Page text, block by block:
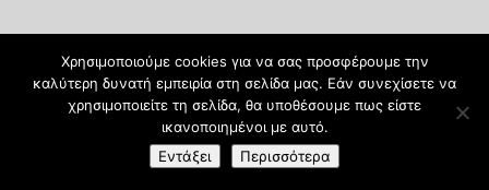
Χρησιμοποιούμε cookies για να σας προσφέρουμε την
καλύτερη δυνατή εμπειρία στη σελίδα μας. Εάν συνεχίσετε να
χρησιμοποιείτε τη σελίδα, θα υποθέσουμε πως είστε
ικανοποιημένοι με αυτό.
Εντάξει
Περισσότερα